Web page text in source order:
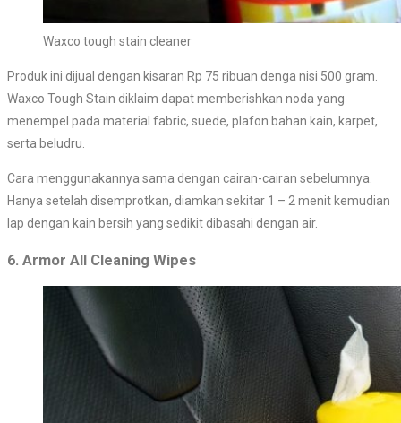
Waxco tough stain cleaner
Produk ini dijual dengan kisaran Rp 75 ribuan denga nisi 500 gram.
Waxco Tough Stain diklaim dapat memberishkan noda yang
menempel pada material fabric, suede, plafon bahan kain, karpet,
serta beludru.
Cara menggunakannya sama dengan cairan-cairan sebelumnya.
Hanya setelah disemprotkan, diamkan sekitar 1 – 2 menit kemudian
lap dengan kain bersih yang sedikit dibasahi dengan air.
6. Armor All Cleaning Wipes